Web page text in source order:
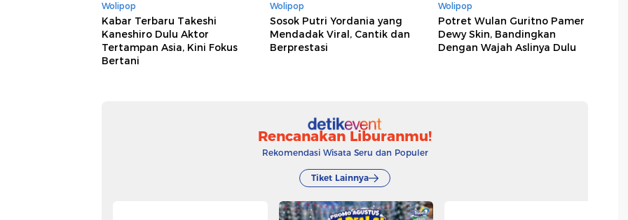
Wolipop
Kabar Terbaru Takeshi
Kaneshiro Dulu Aktor
Tertampan Asia, Kini Fokus
Bertani
Wolipop
Sosok Putri Yordania yang
Mendadak Viral, Cantik dan
Berprestasi
Wolipop
Potret Wulan Guritno Pamer
Dewy Skin, Bandingkan
Dengan Wajah Aslinya Dulu
Rencanakan Liburanmu!
Rekomendasi Wisata Seru dan Populer
Tiket Lainnya